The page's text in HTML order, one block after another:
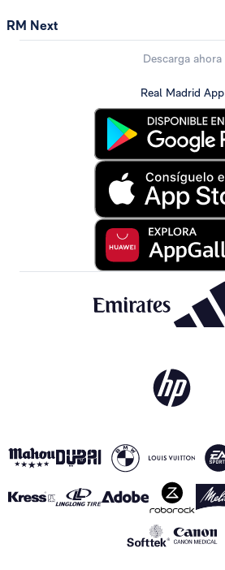
RM Next
Descarga ahora
Real Madrid App